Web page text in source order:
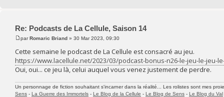
Re: Podcasts de La Cellule, Saison 14
parRomaric Briand » 30 Mar 2023, 09:30
Cette semaine le podcast de La Cellule est consacré au jeu.
https://www.lacellule.net/2023/03/podcast-bonus-n26-le-jeu-le-jeu-
Oui, oui... ce jeu là, celui auquel vous venez justement de perdre.
Un personnage de fiction souhaitant s'incarner dans la réalité... Les rolistes sont mes
Sens - La Guerre des Immortels - Le Blog de la Cellule - Le Blog de Sens - Le Blog du Val